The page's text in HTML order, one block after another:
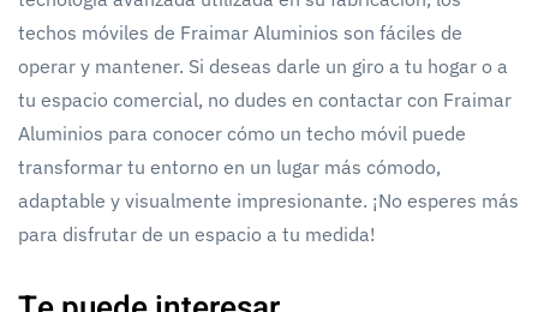
techos móviles de Fraimar Aluminios son fáciles de
operar y mantener. Si deseas darle un giro a tu hogar o a
tu espacio comercial, no dudes en contactar con Fraimar
Aluminios para conocer cómo un techo móvil puede
transformar tu entorno en un lugar más cómodo,
adaptable y visualmente impresionante. ¡No esperes más
para disfrutar de un espacio a tu medida!